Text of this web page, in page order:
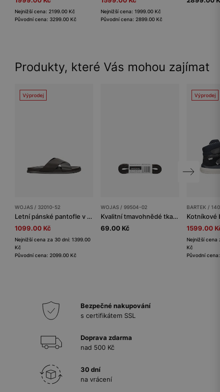
Nejnižší cena: 2199.00 Kč
Původní cena: 3299.00 Kč
Nejnižší cena: 1999.00 Kč
Původní cena: 2899.00 Kč
Produkty, které Vás mohou zajímat
Výprodej
WOJAS / 32010-52
Letní pánské pantofle v tmavě hnědé barvě
1099.00 Kč
Nejnižší cena za 30 dní: 1399.00
Kč
Původní cena: 2099.00 Kč
WOJAS / 99504-02
Kvalitní tmavohnědé tkaničky Wojas. Univerzální doplněk
69.00 Kč
Výprodej
BARTEK /
1599.00
Nejnižší cena
Kč
Původní
Bezpečné nakupování
s certifikátem SSL
Doprava zdarma
nad 500 Kč
30 dní
na vrácení